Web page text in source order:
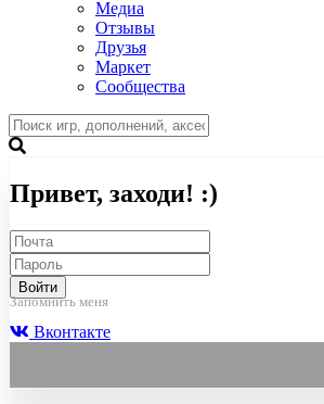
Медиа
Отзывы
Друзья
Маркет
Сообщества
Привет, заходи! :)
Войти
Запомнить меня
Вконтакте